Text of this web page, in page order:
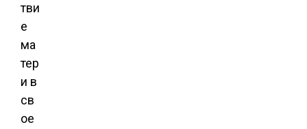
тви
е
ма
тер
и в
св
ое